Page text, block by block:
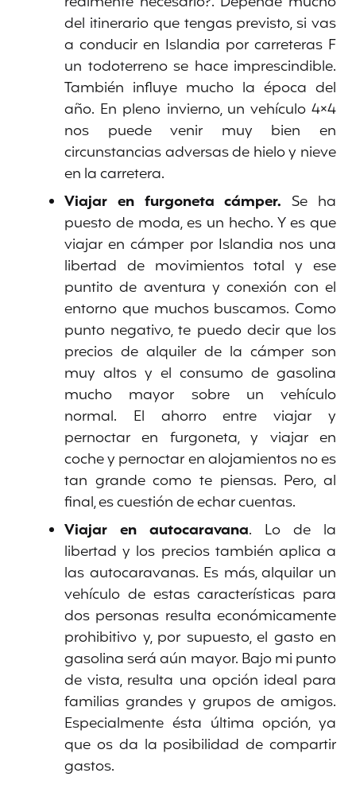
del itinerario que tengas previsto, si vas
a conducir en Islandia por carreteras F
un todoterreno se hace imprescindible.
También influye mucho la época del
año. En pleno invierno, un vehículo 4×4
nos puede venir muy bien en
circunstancias adversas de hielo y nieve
en la carretera.
Viajar en furgoneta cámper. Se ha
puesto de moda, es un hecho. Y es que
viajar en cámper por Islandia nos una
libertad de movimientos total y ese
puntito de aventura y conexión con el
entorno que muchos buscamos. Como
punto negativo, te puedo decir que los
precios de alquiler de la cámper son
muy altos y el consumo de gasolina
mucho mayor sobre un vehículo
normal. El ahorro entre viajar y
pernoctar en furgoneta, y viajar en
coche y pernoctar en alojamientos no es
tan grande como te piensas. Pero, al
final, es cuestión de echar cuentas.
Viajar en autocaravana. Lo de la
libertad y los precios también aplica a
las autocaravanas. Es más, alquilar un
vehículo de estas características para
dos personas resulta económicamente
prohibitivo y, por supuesto, el gasto en
gasolina será aún mayor. Bajo mi punto
de vista, resulta una opción ideal para
familias grandes y grupos de amigos.
Especialmente ésta última opción, ya
que os da la posibilidad de compartir
gastos.